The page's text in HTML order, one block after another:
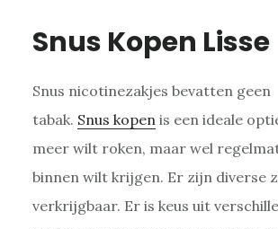
Snus Kopen Lisse
Snus nicotinezakjes bevatten geen
tabak. Snus kopen is een ideale
meer wilt roken, maar wel
binnen wilt krijgen. Er zijn diverse
verkrijgbaar. Er is keus uit